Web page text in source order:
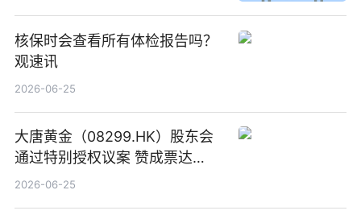
核保时会查看所有体检报告吗？
观速讯
2026-06-25
大唐黄金（08299.HK）股东会
通过特别授权议案 赞成票达
100%_新动态
2026-06-25